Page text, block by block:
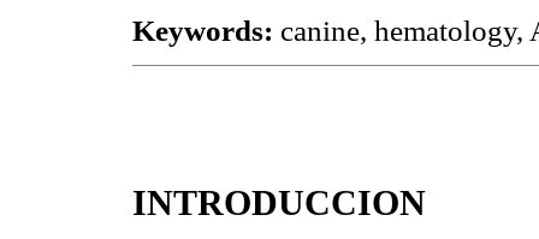
Keywords: canine, hematology,
INTRODUCCION